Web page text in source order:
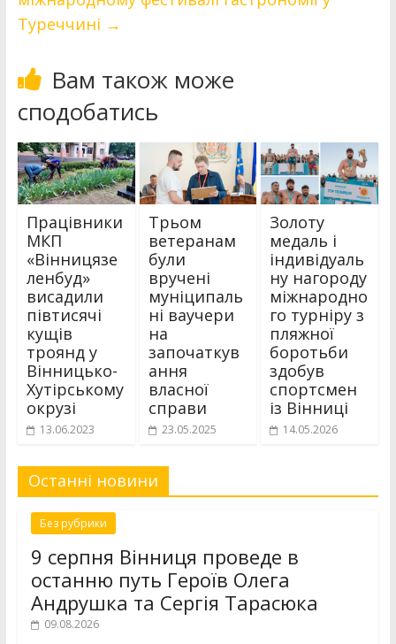
Туреччині →
Вам також може
сподобатись
Працівники
МКП
«Вінницязе
ленбуд»
висадили
півтисячі
кущів
троянд у
Вінницько-
Хутірському
окрузі
13.06.2023
Трьом
ветеранам
були
вручені
муніципаль
ні ваучери
на
започаткув
ання
власної
справи
23.05.2025
Золоту
медаль і
індивідуаль
ну нагороду
міжнародно
го турніру з
пляжної
боротьби
здобув
спортсмен
із Вінниці
14.05.2026
Останні новини
Без рубрики
9 серпня Вінниця проведе в
останню путь Героїв Олега
Андрушка та Сергія Тарасюка
09.08.2026